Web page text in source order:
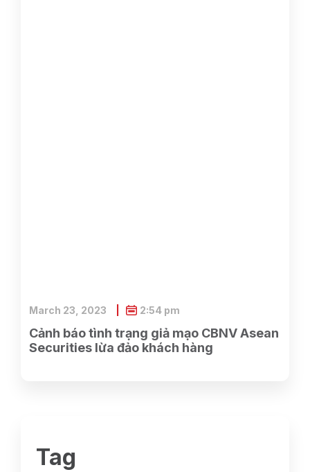
Cảnh báo tình trạng giả mạo CBNV Asean
Securities lừa đảo khách hàng
March 23, 2023 2:54 pm
Tag